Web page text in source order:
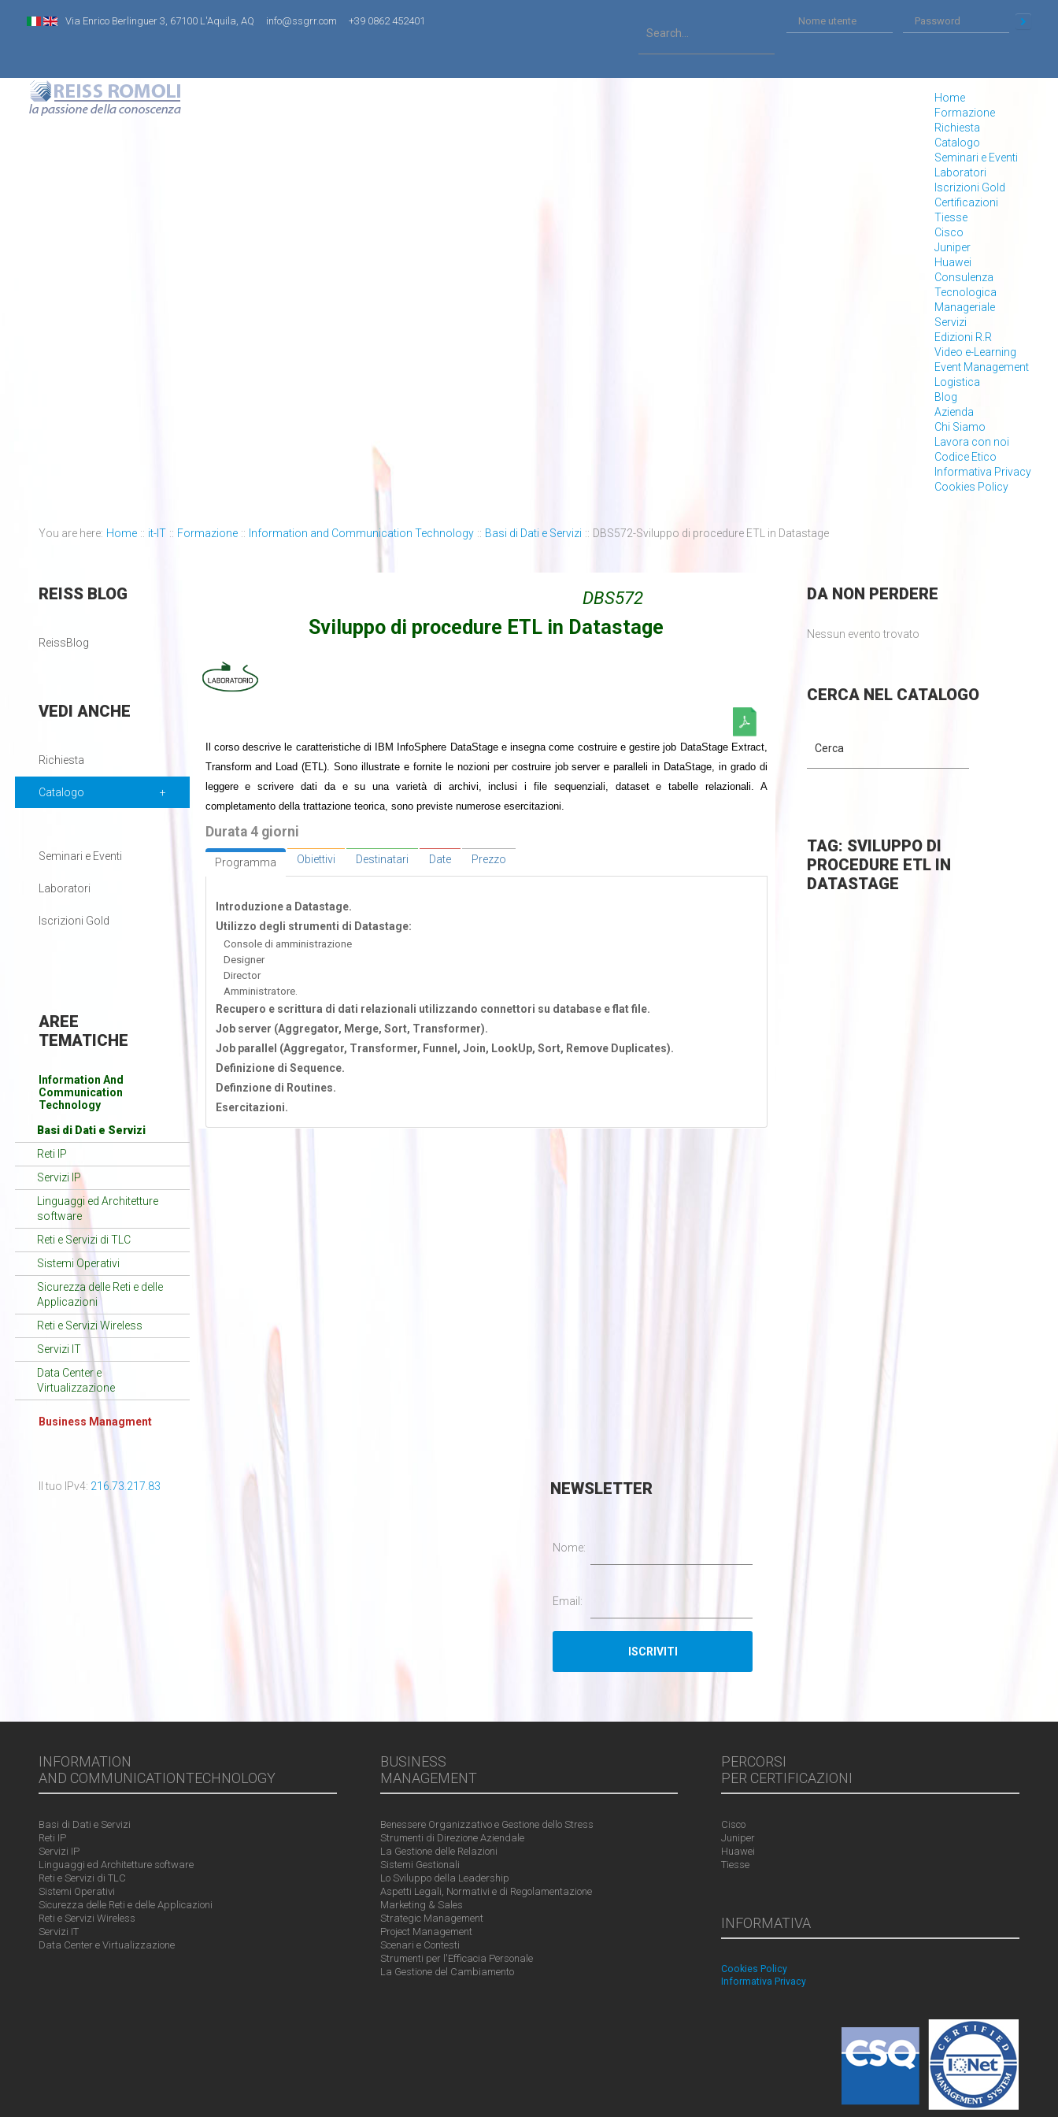
Via Enrico Berlinguer 3, 67100 L'Aquila, AQ info@ssgrr.com +39 0862 452401
Home
Formazione
Richiesta
Catalogo
Seminari e Eventi
Laboratori
Iscrizioni Gold
Certificazioni
Tiesse
Cisco
Juniper
Huawei
Consulenza
Tecnologica
Manageriale
Servizi
Edizioni R.R
Video e-Learning
Event Management
Logistica
Blog
Azienda
Chi Siamo
Lavora con noi
Codice Etico
Informativa Privacy
Cookies Policy
You are here: Home :: it-IT :: Formazione :: Information and Communication Technology :: Basi di Dati e Servizi :: DBS572-Sviluppo di procedure ETL in Datastage
DBS572
Sviluppo di procedure ETL in Datastage
Il corso descrive le caratteristiche di IBM InfoSphere DataStage e insegna come costruire e gestire job DataStage Extract,
Transform and Load (ETL). Sono illustrate e fornite le nozioni per costruire job server e paralleli in DataStage, in grado di
leggere e scrivere dati da e su una varietà di archivi, inclusi i file sequenziali, dataset e tabelle relazionali. A
completamento della trattazione teorica, sono previste numerose esercitazioni.
Durata 4 giorni
Programma Obiettivi Destinatari Date Prezzo
Introduzione a Datastage.
Utilizzo degli strumenti di Datastage:
Console di amministrazione
Designer
Director
Amministratore.
Recupero e scrittura di dati relazionali utilizzando connettori su database e flat file.
Job server (Aggregator, Merge, Sort, Transformer).
Job parallel (Aggregator, Transformer, Funnel, Join, LookUp, Sort, Remove Duplicates).
Definizione di Sequence.
Definzione di Routines.
Esercitazioni.
REISSBLOG
ReissBlog
VEDI ANCHE
Richiesta
Catalogo
Seminari e Eventi
Laboratori
Iscrizioni Gold
AREE
TEMATICHE
Information And
Communication
Technology
Basi di Dati e Servizi
Reti IP
Servizi IP
Linguaggi ed Architetture
software
Reti e Servizi di TLC
Sistemi Operativi
Sicurezza delle Reti e delle
Applicazioni
Reti e Servizi Wireless
Servizi IT
Data Center e
Virtualizzazione
Business Managment
DANON PERDERE
Nessun evento trovato
CERCANEL CATALOGO
TAG: SVILUPPO DI
PROCEDURE ETL IN
DATASTAGE
Il tuo IPv4: 216.73.217.83 NEWSLETTER
Nome:
Email:
INFORMATION
AND COMMUNICATIONTECHNOLOGY
Basi di Dati e Servizi
Reti IP
Servizi IP
Linguaggi ed Architetture software
Reti e Servizi di TLC
Sistemi Operativi
Sicurezza delle Reti e delle Applicazioni
Reti e Servizi Wireless
Servizi IT
Data Center e Virtualizzazione
BUSINESS
MANAGEMENT
Benessere Organizzativo e Gestione dello Stress
Strumenti di Direzione Aziendale
La Gestione delle Relazioni
Sistemi Gestionali
Lo Sviluppo della Leadership
Aspetti Legali, Normativi e di Regolamentazione
Marketing & Sales
Strategic Management
Project Management
Scenari e Contesti
Strumenti per l'Efficacia Personale
La Gestione del Cambiamento
PERCORSI
PER CERTIFICAZIONI
Cisco
Juniper
Huawei
Tiesse
INFORMATIVA
Cookies Policy
Informativa Privacy